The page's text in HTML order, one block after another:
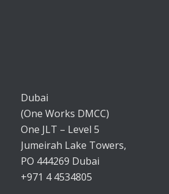
Dubai
(One Works DMCC)
One JLT – Level 5
Jumeirah Lake Towers,
PO 444269 Dubai
+971 4 4534805